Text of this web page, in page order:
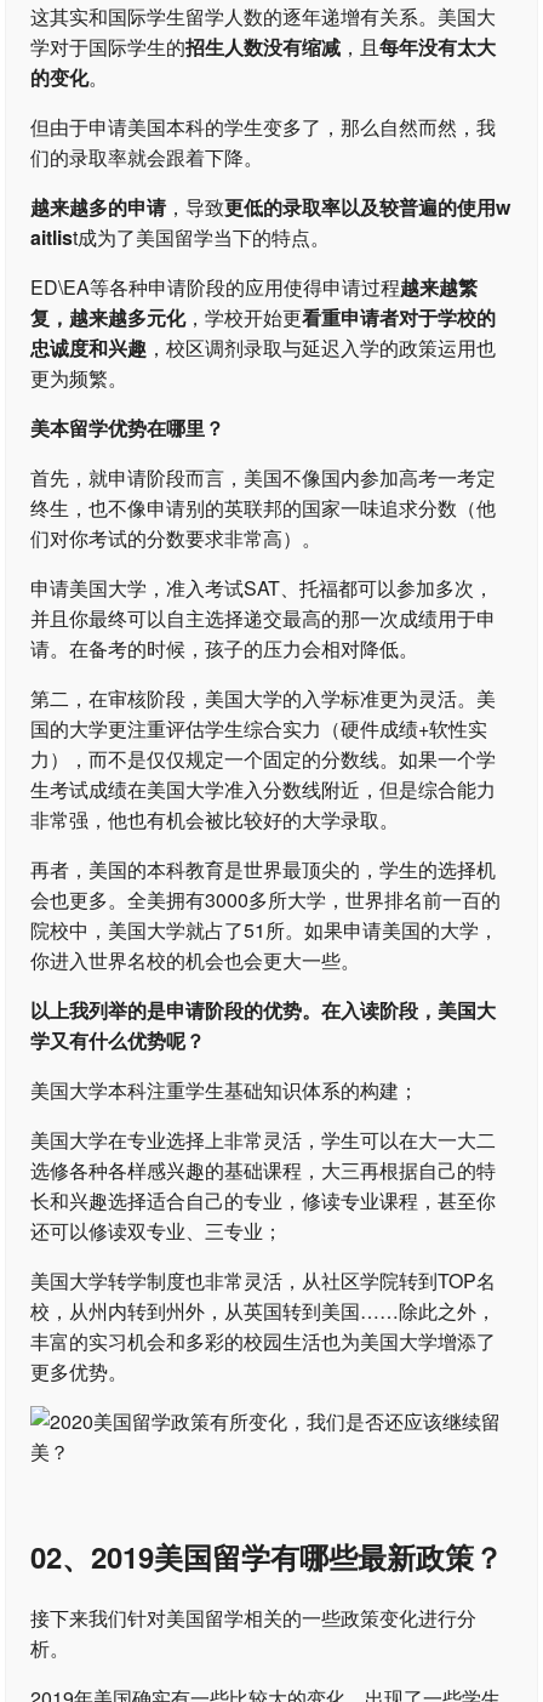
这其实和国际学生留学人数的逐年递增有关系。美国大
学对于国际学生的招生人数没有缩减 ，且每年没有太大
的变化。
但由于申请美国本科的学生变多了，那么自然而然，我
们的录取率就会跟着下降。
越来越多的申请，导致更低的录取率以及较普遍的使用w
aitlist成为了美国留学当下的特点。
ED\EA等各种申请阶段的应用使得申请过程越来越繁
复，越来越多元化，学校开始更看重申请者对于学校的
忠诚度和兴趣 ，校区调剂录取与延迟入学的政策运用也
更为频繁。
美本留学优势在哪里？
首先，就申请阶段而言，美国不像国内参加高考一考定
终生，也不像申请别的英联邦的国家一味追求分数（他
们对你考试的分数要求非常高）。
申请美国大学，准入考试SAT、托福都可以参加多次，
并且你最终可以自主选择递交最高的那一次成绩用于申
请。在备考的时候，孩子的压力会相对降低。
第二，在审核阶段，美国大学的入学标准更为灵活。美
国的大学更注重评估学生综合实力（硬件成绩+软性实
力），而不是仅仅规定一个固定的分数线。如果一个学
生考试成绩在美国大学准入分数线附近，但是综合能力
非常强，他也有机会被比较好的大学录取。
再者，美国的本科教育是世界最顶尖的，学生的选择机
会也更多。全美拥有3000多所大学，世界排名前一百的
院校中，美国大学就占了51所。如果申请美国的大学，
你进入世界名校的机会也会更大一些。
以上我列举的是申请阶段的优势。在入读阶段，美国大
学又有什么优势呢？
美国大学本科注重学生基础知识体系的构建；
美国大学在专业选择上非常灵活，学生可以在大一大二
选修各种各样感兴趣的基础课程，大三再根据自己的特
长和兴趣选择适合自己的专业，修读专业课程，甚至你
还可以修读双专业、三专业；
美国大学转学制度也非常灵活，从社区学院转到TOP名
校，从州内转到州外，从英国转到美国……除此之外，
丰富的实习机会和多彩的校园生活也为美国大学增添了
更多优势。
02、2019美国留学有哪些最新政策？
接下来我们针对美国留学相关的一些政策变化进行分
析。